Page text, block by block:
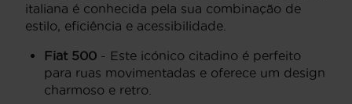
italiana é conhecida pela sua combinação de
estilo, eficiência e acessibilidade.
Fiat 500 - Este icónico citadino é perfeito
para ruas movimentadas e oferece um design
charmoso e retro.